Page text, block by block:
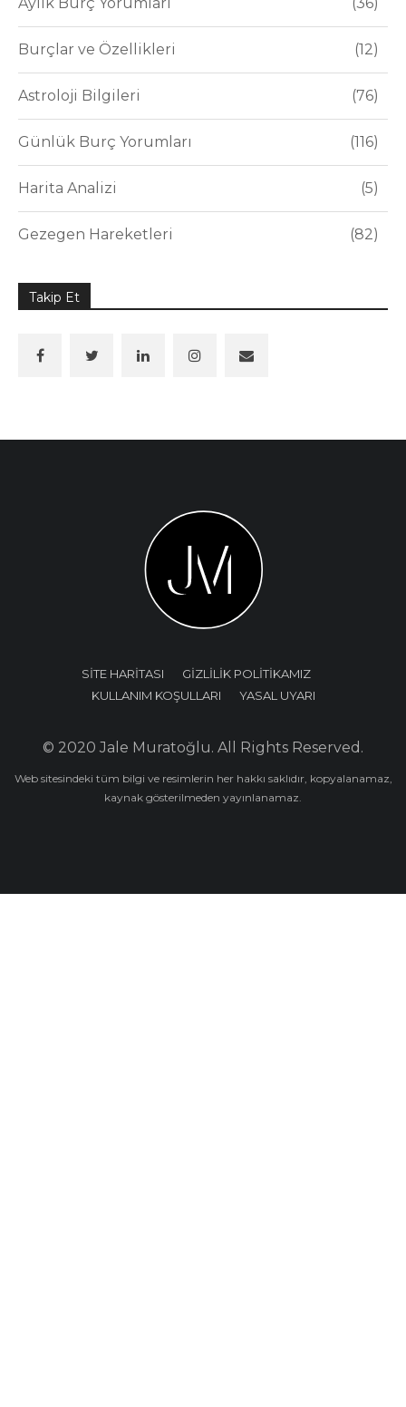
Burçlar ve Özellikleri 12
Astroloji Bilgileri 76
Günlük Burç Yorumları 116
Harita Analizi 5
Gezegen Hareketleri 82
Takip Et
SİTE HARİTASI
GİZLİLİK POLİTİKAMIZ
KULLANIM KOŞULLARI
YASAL UYARI
© 2020 Jale Muratoğlu. All Rights Reserved.
Web sitesindeki tüm bilgi ve resimlerin her hakkı saklıdır, kopyalanamaz,
kaynak gösterilmeden yayınlanamaz.